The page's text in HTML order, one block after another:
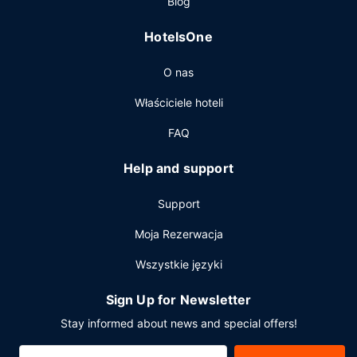
HotelsOne
O nas
Właściciele hoteli
FAQ
Help and support
Support
Moja Rezerwacja
Wszystkie języki
Sign Up for Newsletter
Stay informed about news and special offers!